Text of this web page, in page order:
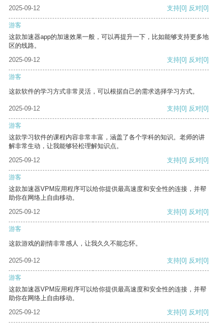
2025-09-12
支持[0] 反对[0]
游客
这款加速器app的加速效果一般，可以再提升一下，比如能够支持更多地
区的线路。
2025-09-12
支持[0] 反对[0]
游客
这款软件的学习方式非常灵活，可以根据自己的需求选择学习方式。
2025-09-12 支持[0] 反对[0]
游客
这款学习软件的课程内容非常丰富，涵盖了各个学科的知识。老师的讲
解非常生动，让我能够轻松理解知识点。
2025-09-12
支持[0] 反对[0]
游客
这款加速器VPM应用程序可以给你提供最高速度和安全性的连接，并帮
助你在网络上自由移动。
2025-09-12
支持[0] 反对[0]
游客
这款游戏的剧情非常感人，让我久久不能忘怀。
2025-09-12 支持[0] 反对[0]
游客
这款加速器VPM应用程序可以给你提供最高速度和安全性的连接，并帮
助你在网络上自由移动。
2025-09-12
支持[0] 反对[0]